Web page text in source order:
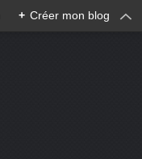
+ Créer mon blog